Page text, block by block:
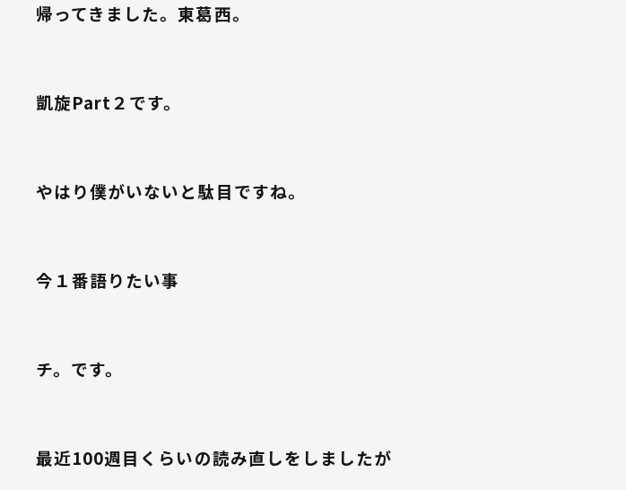
帰ってきました。東葛西。
凱旋Part２です。
やはり僕がいないと駄目ですね。
今１番語りたい事
チ。です。
最近100週目くらいの読み直しをしましたが